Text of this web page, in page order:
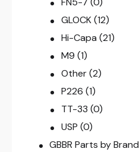
GLOCK (12)
Hi-Capa (21)
M9 (1)
Other (2)
P226 (1)
TT-33 (0)
USP (0)
GBBR Parts by Brand